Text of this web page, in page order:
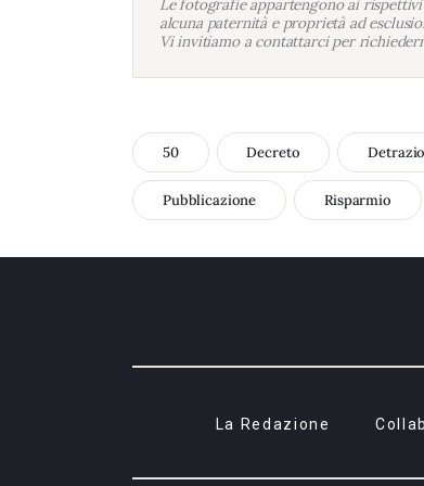
Le fotografie appartengono ai
alcuna paternità e proprietà ad
Vi invitiamo a contattarci per
50 Decreto
Pubblicazione Risparmio
La Redazione